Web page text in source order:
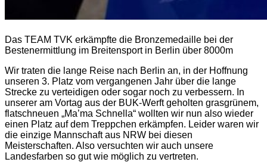
Das TEAM TVK erkämpfte die Bronzemedaille bei der
Bestenermittlung im Breitensport in Berlin über 8000m
Wir traten die lange Reise nach Berlin an, in der Hoffnung
unseren 3. Platz vom vergangenen Jahr über die lange
Strecke zu verteidigen oder sogar noch zu verbessern. In
unserer am Vortag aus der BUK-Werft geholten grasgrünem,
flatschneuen „Ma’ma Schnella“ wollten wir nun also wieder
einen Platz auf dem Treppchen erkämpfen. Leider waren wir
die einzige Mannschaft aus NRW bei diesen
Meisterschaften. Also versuchten wir auch unsere
Landesfarben so gut wie möglich zu vertreten.